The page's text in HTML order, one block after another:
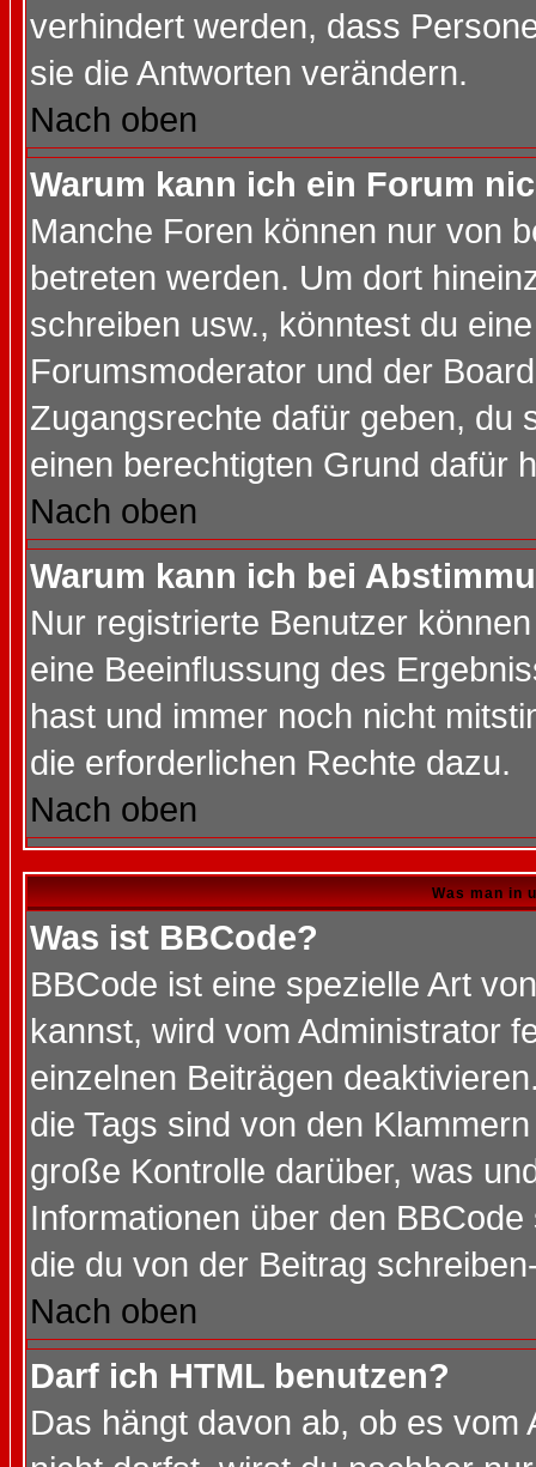
verhindert werden, dass
sie die Antworten verändern.
Nach oben
Warum kann ich ein Forum
Manche Foren können nur von
betreten werden. Um dort
schreiben usw., könntest du
Forumsmoderator und der
Zugangsrechte dafür geben, du
einen berechtigten Grund dafür
Nach oben
Warum kann ich bei
Nur registrierte Benutzer
eine Beeinflussung des
hast und immer noch nicht
die erforderlichen Rechte dazu.
Nach oben
Was man in
Was ist BBCode?
BBCode ist eine spezielle Art
kannst, wird vom Administrator
einzelnen Beiträgen
die Tags sind von den
große Kontrolle darüber, was
Informationen über den
die du von der Beitrag
Nach oben
Darf ich HTML benutzen?
Das hängt davon ab, ob es